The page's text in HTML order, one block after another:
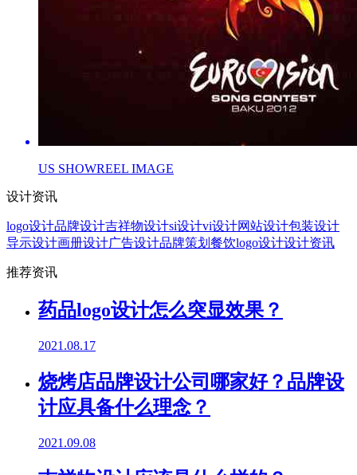
US SHOWREEL IMAGE
设计资讯
logo设计品牌设计吉祥物设计si设计vi设计网站设计包装设计
导示设计画册设计广告设计品牌策划 餐饮logo设计设计资讯
推荐资讯
药品logo设计怎么突显效果？
2021.08.17
烧烤店品牌设计公司哪家好？品牌设
计应具备什么理念？
2021.09.08